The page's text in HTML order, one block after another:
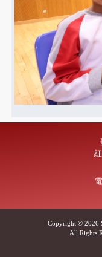
Copyright © 2026
All Rights